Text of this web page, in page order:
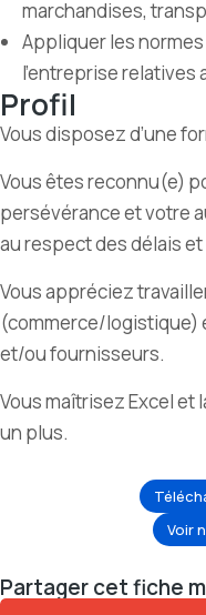
marchandises,
Appliquer les
l’entreprise relatives
Profil
Vous disposez d’une
Vous êtes reconnu(e)
persévérance et votre
au respect des délais
Vous appréciez
(commerce/logistique)
et/ou fournisseurs.
Vous maîtrisez Excel et
un plus.
Voir
Partager cet fiche